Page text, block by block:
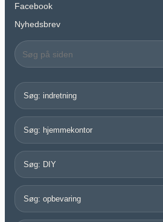
Facebook
Nyhedsbrev
Søg: indretning
Søg: hjemmekontor
Søg: DIY
Søg: opbevaring